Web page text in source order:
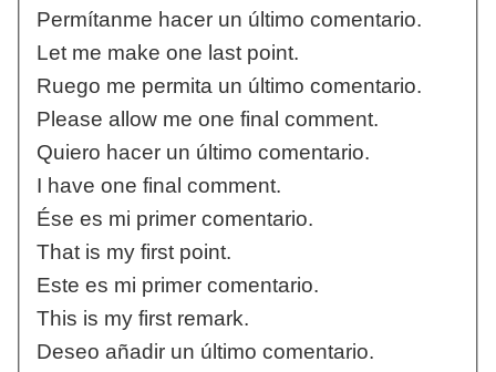
Permítanme hacer un último comentario.
Let me make one last point.
Ruego me permita un último comentario.
Please allow me one final comment.
Quiero hacer un último comentario.
I have one final comment.
Ése es mi primer comentario.
That is my first point.
Este es mi primer comentario.
This is my first remark.
Deseo añadir un último comentario.